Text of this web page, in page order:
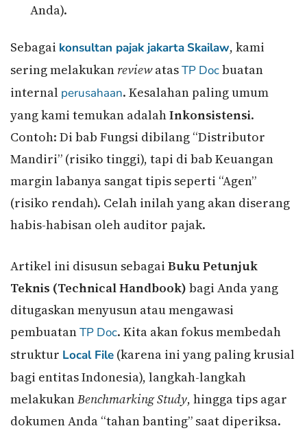
Anda).
Sebagai konsultan pajak jakarta Skailaw, kami
sering melakukan reviewatasTP Docbuatan
internal perusahaan. Kesalahan paling umum
yang kami temukan adalahInkonsistensi.
Contoh: Di bab Fungsi dibilang “Distributor
Mandiri” (risiko tinggi), tapi di bab Keuangan
margin labanya sangat tipis seperti “Agen”
(risiko rendah). Celah inilah yang akan diserang
habis-habisan oleh auditor pajak.
Artikel ini disusun sebagai Buku Petunjuk
Teknis (Technical Handbook) bagi Anda yang
ditugaskan menyusun atau mengawasi
pembuatanTP Doc. Kita akan fokus membedah
struktur Local File (karena ini yang paling krusial
bagi entitas Indonesia), langkah-langkah
melakukanBenchmarking Study, hingga tips agar
dokumen Anda “tahan banting” saat diperiksa.